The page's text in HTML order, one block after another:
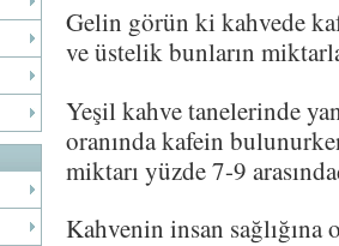
Gelin görün ki kahvede
ve üstelik bunların
Yeşil kahve tanelerinde
oranında kafein
miktarı yüzde 7-9
Kahvenin insan